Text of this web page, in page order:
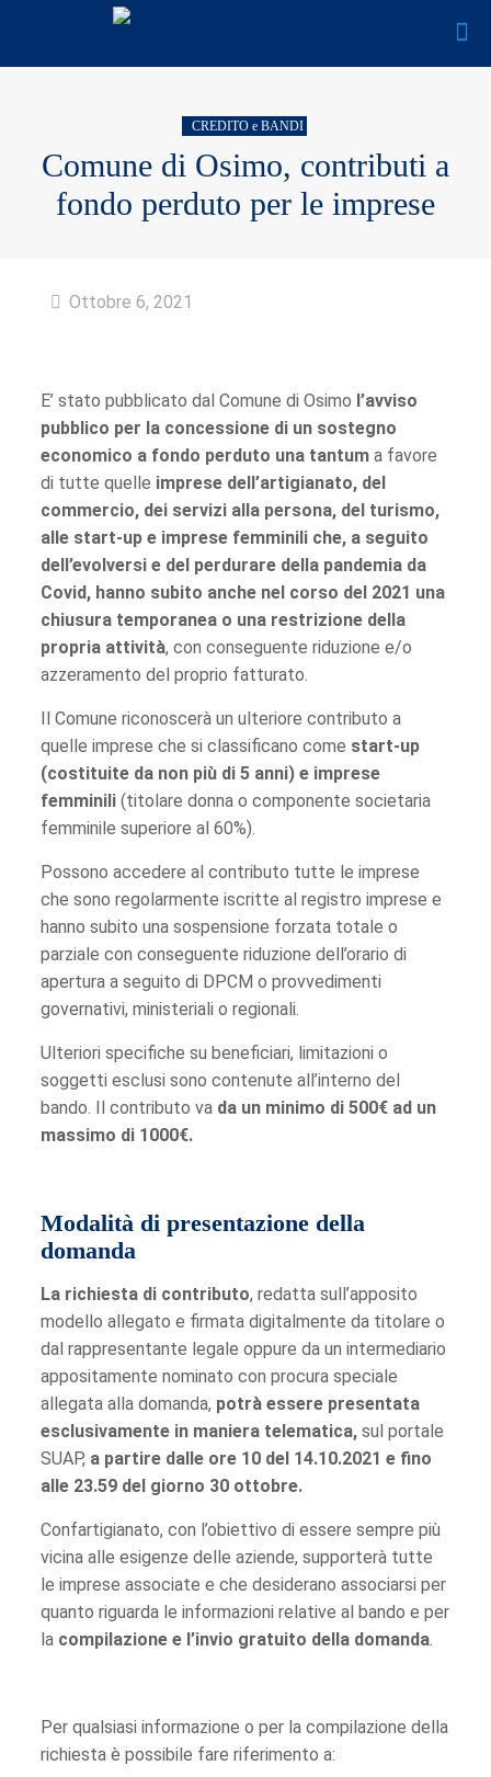
CREDITO e BANDI
Comune di Osimo, contributi a
fondo perduto per le imprese
Ottobre 6, 2021
E’ stato pubblicato dal Comune di Osimo l’avviso
pubblico per la concessione di un sostegno
economico a fondo perduto una tantuma favore
di tutte quelle imprese dell’artigianato, del
commercio, dei servizi alla persona, del turismo,
alle start-up e imprese femminili che, a seguito
dell’evolversi e del perdurare della pandemia da
Covid, hanno subito anche nel corso del 2021 una
chiusura temporanea o una restrizione della
propria attività, con conseguente riduzione e/o
azzeramento del proprio fatturato.
Il Comune riconoscerà un ulteriore contributo a
quelle imprese che si classificano come start-up
(costituite da non più di 5 anni) e imprese
femminili(titolare donna o componente societaria
femminile superiore al 60%).
Possono accedere al contributo tutte le imprese
che sono regolarmente iscritte al registro imprese e
hanno subito una sospensione forzata totale o
parziale con conseguente riduzione dell’orario di
apertura a seguito di DPCM o provvedimenti
governativi, ministeriali o regionali.
Ulteriori specifiche su beneficiari, limitazioni o
soggetti esclusi sono contenute all’interno del
bando. Il contributo vada un minimo di 500€ ad un
massimo di 1000€.
Modalità di presentazione della
domanda
La richiesta di contributo, redatta sull’apposito
modello allegato e firmata digitalmente da titolare o
dal rappresentante legale oppure da un intermediario
appositamente nominato con procura speciale
allegata alla domanda, potrà essere presentata
esclusivamente in maniera telematica,sul portale
SUAP, a partire dalle ore 10 del 14.10.2021 e fino
alle 23.59 del giorno 30 ottobre.
Confartigianato, con l’obiettivo di essere sempre più
vicina alle esigenze delle aziende, supporterà tutte
le imprese associate e che desiderano associarsi per
quanto riguarda le informazioni relative al bando e per
la compilazione e l’invio gratuito della domanda.
Per qualsiasi informazione o per la compilazione della
richiesta è possibile fare riferimento a: